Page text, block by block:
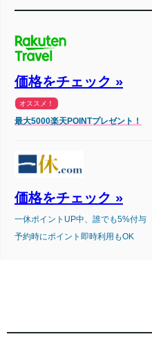
価格をチェック »
オススメ！
最大5000楽天POINTプレゼント！
価格をチェック »
一休ポイントUP中、誰でも5%付与
予約時にポイント即時利用もOK